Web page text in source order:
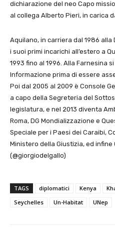
dichiarazione del neo Capo
al collega Alberto Pieri, in carica
Aquilano, in carriera dal 1986 alla
i suoi primi incarichi all’estero a
1993 fino al 1996. Alla Farnesina
Informazione prima di essere
Poi dal 2005 al 2009 è Console
a capo della Segreteria del
legislatura, e nel 2013 diventa
Roma, DG Mondializzazione e
Speciale per i Paesi dei Caraibi,
Ministero della Giustizia, ed
(@giorgiodelgallo)
TAGS diplomatici Kenya
Seychelles
Un-Habitat UNep